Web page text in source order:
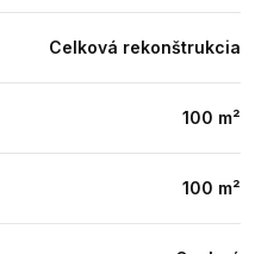
Celková rekonštrukcia
100 m²
100 m²